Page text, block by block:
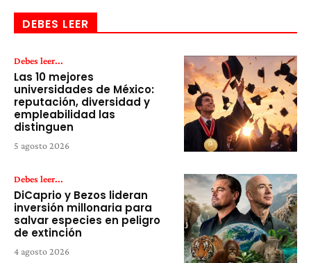
DEBES LEER
Debes leer...
Las 10 mejores
universidades de México:
reputación, diversidad y
empleabilidad las
distinguen
5 agosto 2026
Debes leer...
DiCaprio y Bezos lideran
inversión millonaria para
salvar especies en peligro
de extinción
4 agosto 2026